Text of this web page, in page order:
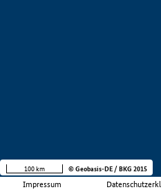
Impressum
100 km © Geobasis-DE / BKG 2015